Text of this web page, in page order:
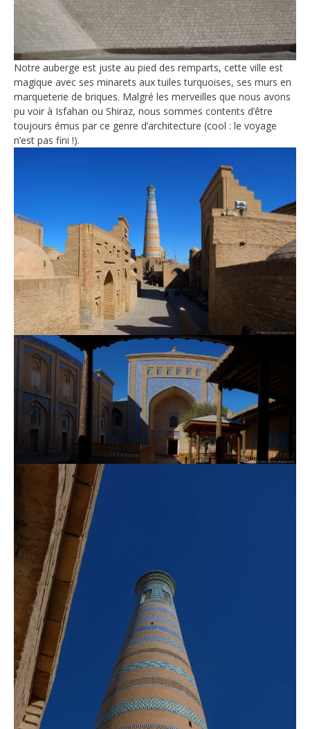
Notre auberge est juste au pied des remparts, cette ville est
magique avec ses minarets aux tuiles turquoises, ses murs en
marqueterie de briques. Malgré les merveilles que nous avons
pu voir à Isfahan ou Shiraz, nous sommes contents d’être
toujours émus par ce genre d’architecture (cool : le voyage
n’est pas fini !).